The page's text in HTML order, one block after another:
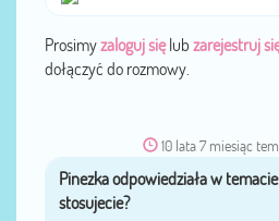
Prosimyzaloguj sięlub zarejestruj
dołączyć do rozmowy.
10 lata 7 miesiąc
przez